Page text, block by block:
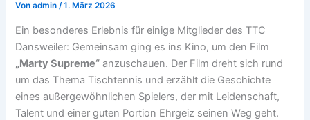
Vonadmin/1. März 2026
Ein besonderes Erlebnis für einige Mitglieder des TTC
Dansweiler: Gemeinsam ging es ins Kino, um den Film
„Marty Supreme“ anzuschauen. Der Film dreht sich rund
um das Thema Tischtennis und erzählt die Geschichte
eines außergewöhnlichen Spielers, der mit Leidenschaft,
Talent und einer guten Portion Ehrgeiz seinen Weg geht.